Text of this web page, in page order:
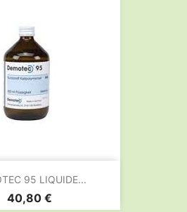
95 LIQUIDE...
Prix
40,80 €